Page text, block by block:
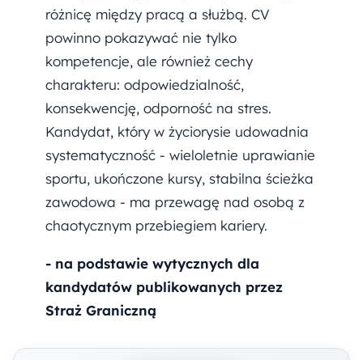
różnicę między pracą a służbą. CV
powinno pokazywać nie tylko
kompetencje, ale również cechy
charakteru: odpowiedzialność,
konsekwencję, odporność na stres.
Kandydat, który w życiorysie udowadnia
systematyczność - wieloletnie uprawianie
sportu, ukończone kursy, stabilna ścieżka
zawodowa - ma przewagę nad osobą z
chaotycznym przebiegiem kariery.
- na podstawie wytycznych dla
kandydatów publikowanych przez
Straż Graniczną